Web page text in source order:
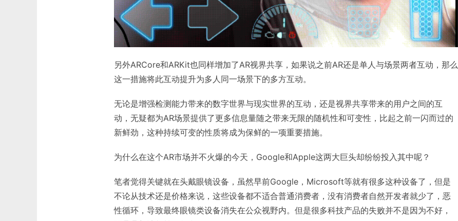
另外ARCore和ARKit也同样增加了AR视界共享，如果说之前AR还是单人与场景两者互动，那么
这一措施将此互动提升为多人同一场景下的多方互动。
无论是增强检测能力带来的数字世界与现实世界的互动，还是视界共享带来的用户之间的互
动，无疑都为AR场景提供了更多信息量随之带来无限的随机性和可变性，比起之前一闪而过的
新鲜劲，这种持续可变的性质将成为保鲜的一项重要措施。
为什么在这个AR市场并不火爆的今天，Google和Apple这两大巨头却纷纷投入其中呢？
笔者觉得关键就在头戴眼镜设备，虽然早前Google，Microsoft等就有很多这种设备了，但是
不论从技术还是价格来说，这些设备都不适合普通消费者，没有消费者自然开发者就少了，恶
性循环，导致最终眼镜类设备消失在公众视野内。但是很多科技产品的失败并不是因为不好，